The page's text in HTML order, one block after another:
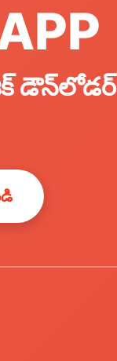
డౌన్‌లోడర్